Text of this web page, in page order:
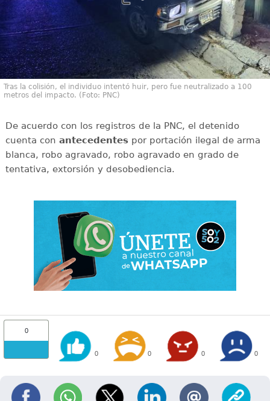
Tras la colisión, el individuo intentó huir, pero fue neutralizado a 100
metros del impacto. (Foto: PNC)
De acuerdo con los registros de la PNC, el detenido
cuenta con antecedentespor portación ilegal de arma
blanca, robo agravado, robo agravado en grado de
tentativa, extorsión y desobediencia.
0
0 0 0 0